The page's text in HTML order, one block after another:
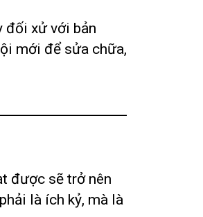
đối xử với bản
mới để sửa chữa,
được sẽ trở nên
là ích kỷ, mà là